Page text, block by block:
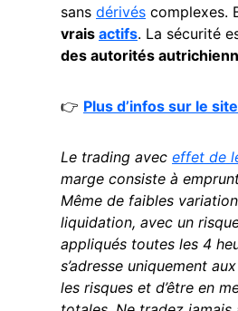
sans dérivés complexes.
vrais actifs. La sécurité
des autorités
👉 Plus d’infos sur le
Le trading avec effet de
marge consiste à
Même de faibles
liquidation, avec un
appliqués toutes les 4
s’adresse uniquement
les risques et d’être en